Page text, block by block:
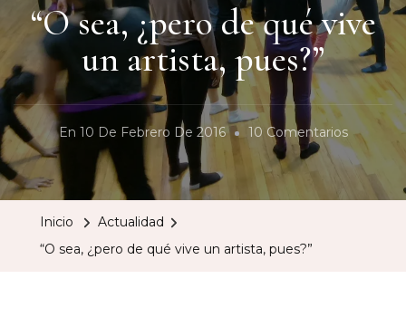
“O sea, ¿pero de qué vive
un artista, pues?”
En 10 De Febrero De 2016 10 ComentariosEn
“O
Inicio
Actualidad
“O sea, ¿pero de qué vive un artista, pues?”